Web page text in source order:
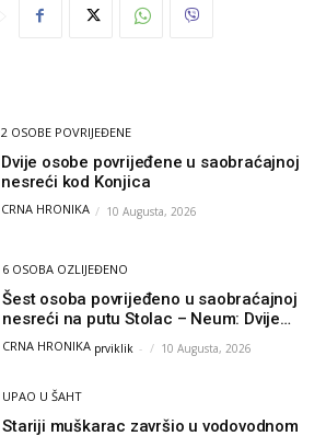
2 OSOBE POVRIJEĐENE
Dvije osobe povrijeđene u saobraćajnoj
nesreći kod Konjica
CRNA HRONIKA 10 Augusta, 2026
6 OSOBA OZLIJEĐENO
Šest osoba povrijeđeno u saobraćajnoj
nesreći na putu Stolac – Neum: Dvije
osobe zadobile teške tjelesne povrede
CRNA HRONIKA prviklik - 10 Augusta, 2026
UPAO U ŠAHT
Stariji muškarac završio u vodovodnom